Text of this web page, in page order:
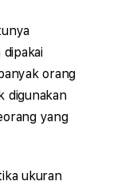
orang
digunakan
yang
ukuran